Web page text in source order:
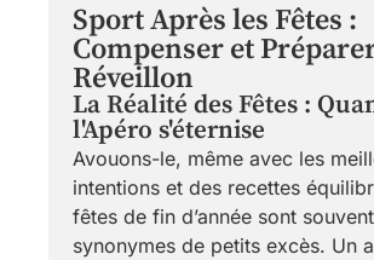
Sport Après les Fêtes :
Compenser et
Réveillon
La Réalité des Fêtes :
l'Apéro s'éternise
Avouons-le, même avec les
intentions et des recettes
fêtes de fin d’année sont souvent
synonymes de petits excès. Un